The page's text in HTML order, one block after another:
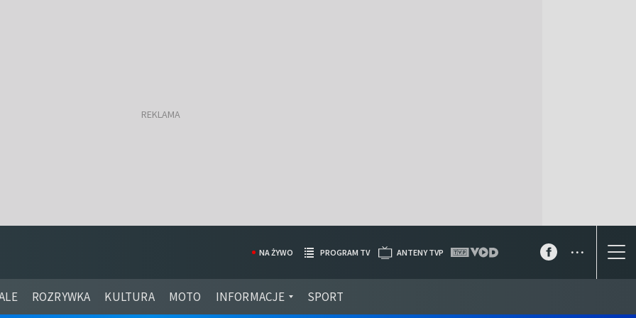
ROZRYWKA KULTURA MOTO INFORMACJE SPORT
NA ŻYWO PROGRAM TV ANTENY TVP ...